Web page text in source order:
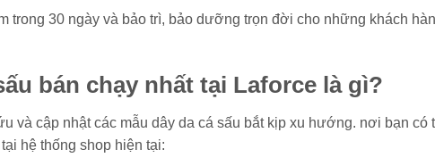
trong 30 ngày và bảo trì, bảo dưỡng trọn đời cho những khách
bán chạy nhất tại Laforce là gì?
và cập nhật các mẫu dây da cá sấu bắt kịp xu hướng. nơi bạn có
hệ thống shop hiện tại: